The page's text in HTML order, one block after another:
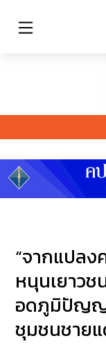
“จากแปล
หนุนเยาวช
อดภูมิปัญญ
ชุมชนชาย